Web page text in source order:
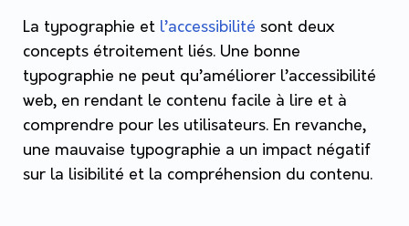
La typographie et l’accessibilité sont deux
concepts étroitement liés. Une bonne
typographie ne peut qu’améliorer l’accessibilité
web, en rendant le contenu facile à lire et à
comprendre pour les utilisateurs. En revanche,
une mauvaise typographie a un impact négatif
sur la lisibilité et la compréhension du contenu.